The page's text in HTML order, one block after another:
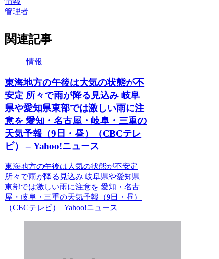
管理者
関連記事
情報
東海地方の午後は大気の状態が不
安定 所々で雨が降る見込み 岐阜
県や愛知県東部では激しい雨に注
意を 愛知・名古屋・岐阜・三重の
天気予報（9日・昼）（CBCテレ
ビ） – Yahoo!ニュース
東海地方の午後は大気の状態が不安定
所々で雨が降る見込み 岐阜県や愛知県
東部では激しい雨に注意を 愛知・名古
屋・岐阜・三重の天気予報（9日・昼）
（CBCテレビ） Yahoo!ニュース